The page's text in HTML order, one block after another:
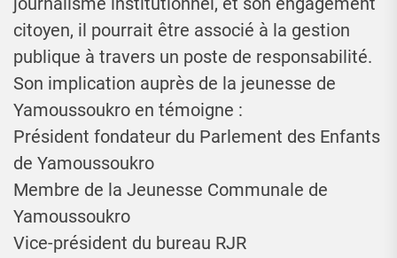
citoyen, il pourrait être associé à la gestion
publique à travers un poste de responsabilité.
Son implication auprès de la jeunesse de
Yamoussoukro en témoigne :
Président fondateur du Parlement des Enfants
de Yamoussoukro
Membre de la Jeunesse Communale de
Yamoussoukro
Vice-président du bureau RJR